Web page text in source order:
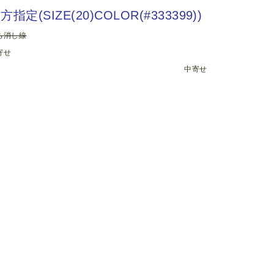
指定(SIZE(20)COLOR(#333399))
消し線
せ
中寄せ